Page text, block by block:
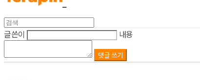
글쓴이 내용
댓글 쓰기